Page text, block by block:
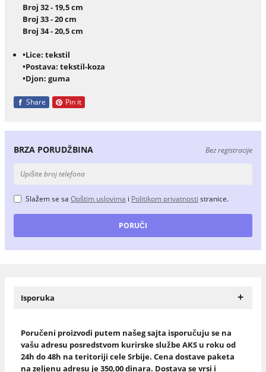
Broj 32 - 19,5 cm
Broj 33 - 20 cm
Broj 34 - 20,5 cm
•Lice: tekstil
•Postava: tekstil-koza
•Djon: guma
Share Pin it
BRZA PORUDŽBINA Bez registracije
Slažem se sa Opštim uslovima i Politikom privatnosti stranice.
Isporuka +
Poručeni proizvodi putem našeg sajta isporučuju se na
vašu adresu posredstvom kurirske službe AKS u roku od
24h do 48h na teritoriji cele Srbije. Cena dostave paketa
na zeljenu adresu je 350,00 dinara. Dostava se vrsi i